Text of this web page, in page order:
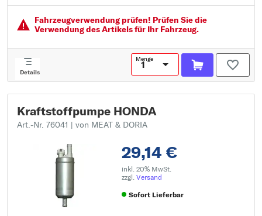
Fördermenge [l/h]: 95
Fahrzeugver­wendung prüfen! Prüfen Sie die
Verwendung des Artikels für Ihr Fahrzeug.
Details
Menge
Kraftstoffpumpe HONDA
Art.-Nr. 76041 | von MEAT & DORIA
29,14 €
inkl. 20% MwSt.
zzgl. Versand
Sofort Lieferbar